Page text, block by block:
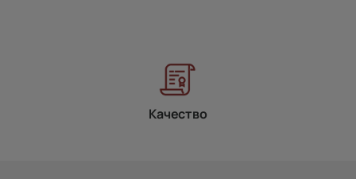
Качество